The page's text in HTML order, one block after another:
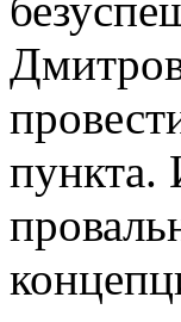
пункта.